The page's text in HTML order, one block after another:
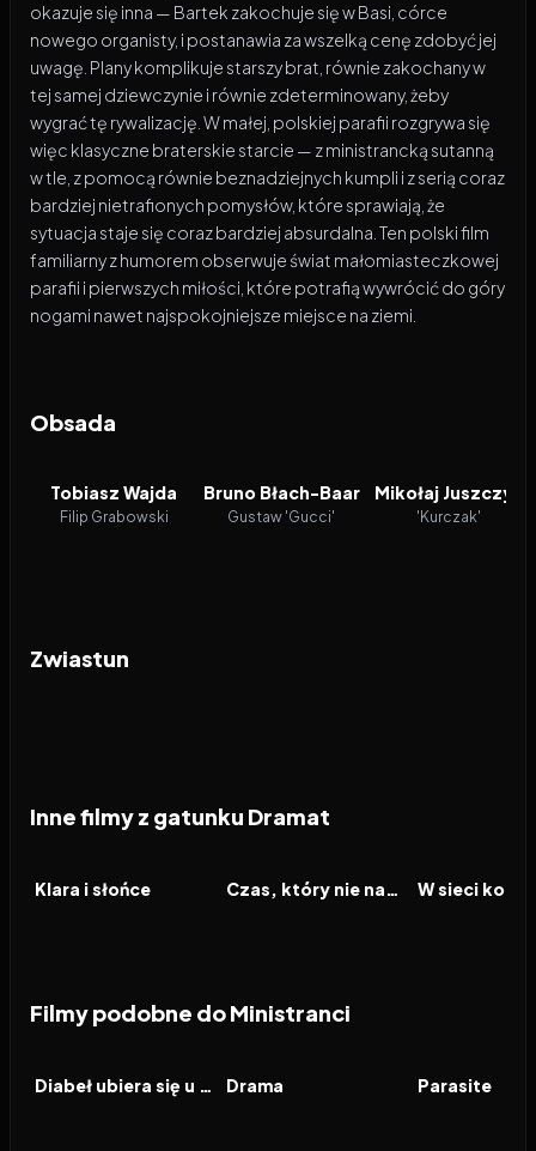
okazuje się inna — Bartek zakochuje się w Basi, córce
nowego organisty, i postanawia za wszelką cenę zdobyć jej
uwagę. Plany komplikuje starszy brat, równie zakochany w
tej samej dziewczynie i równie zdeterminowany, żeby
wygrać tę rywalizację. W małej, polskiej parafii rozgrywa się
więc klasyczne braterskie starcie — z ministrancką sutanną
w tle, z pomocą równie beznadziejnych kumpli i z serią coraz
bardziej nietrafionych pomysłów, które sprawiają, że
sytuacja staje się coraz bardziej absurdalna. Ten polski film
familiarny z humorem obserwuje świat małomiasteczkowej
parafii i pierwszych miłości, które potrafią wywrócić do góry
nogami nawet najspokojniejsze miejsce na ziemi.
Obsada
Tobiasz Wajda
Filip Grabowski
Bruno Błach-Baar
Gustaw 'Gucci'
Mikołaj Juszczyk
'Kurczak'
Zwiastun
Inne filmy z gatunku Dramat
FILM
Klara i słońce FILM Czas, który nie nadszedł FILM
Filmy podobne do Ministranci
FILM Diabeł ubiera się u Prady 2 FILM
Drama FILM
Parasite